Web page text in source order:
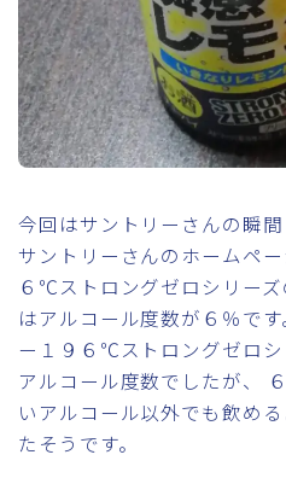
今回はサントリーさんの瞬間
サントリーさんのホームペ
６℃ストロングゼロシリー
はアルコール度数が６％です
ー１９６℃ストロングゼロ
アルコール度数でしたが、
いアルコール以外でも飲め
たそうです。